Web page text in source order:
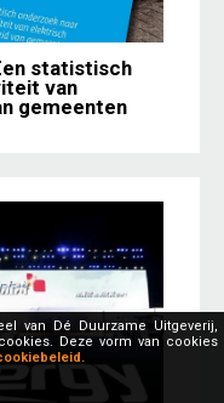
statistisch
van
gemeenten
van Dé Duurzame Uitgeverij,
Deze vorm van cookies